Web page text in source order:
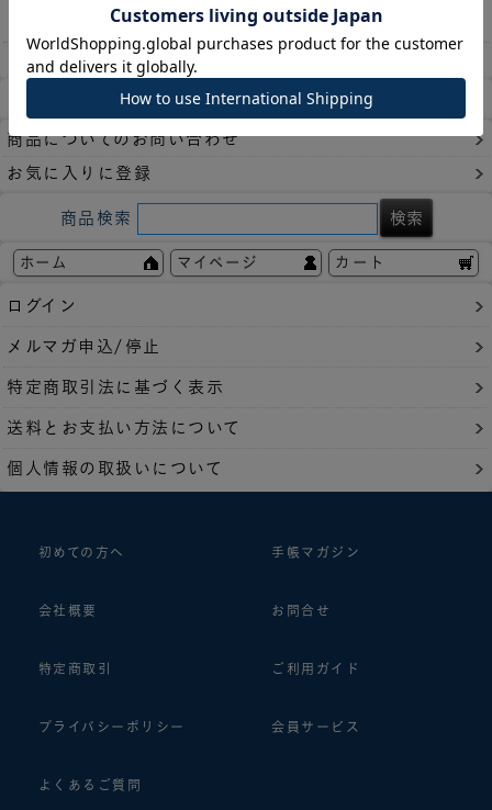
30枚
レビューを書く
商品についてのお問い合わせ
お気に入りに登録
商品検索
ホーム マイページ カート
ログイン
メルマガ申込/停止
特定商取引法に基づく表示
送料とお支払い方法について
個人情報の取扱いについて
初めての方へ 手帳マガジン
会社概要 お問合せ
特定商取引 ご利用ガイド
プライバシーポリシー 会員サービス
よくあるご質問